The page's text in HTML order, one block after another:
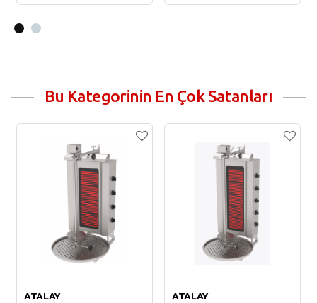
Bu Kategorinin En Çok Satanları
ATALAY
ATALAY